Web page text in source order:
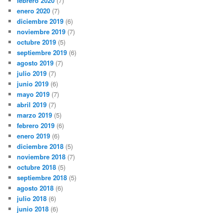
enero 2020 (7)
diciembre 2019 (6)
noviembre 2019 (7)
octubre 2019 (5)
septiembre 2019 (6)
agosto 2019 (7)
julio 2019 (7)
junio 2019 (6)
mayo 2019 (7)
abril 2019 (7)
marzo 2019 (5)
febrero 2019 (6)
enero 2019 (6)
diciembre 2018 (5)
noviembre 2018 (7)
octubre 2018 (5)
septiembre 2018 (5)
agosto 2018 (6)
julio 2018 (6)
junio 2018 (6)